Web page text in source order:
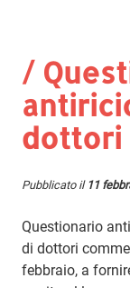
/
dottori
Pubblicato il 11
Questionario
di dottori
febbraio, a